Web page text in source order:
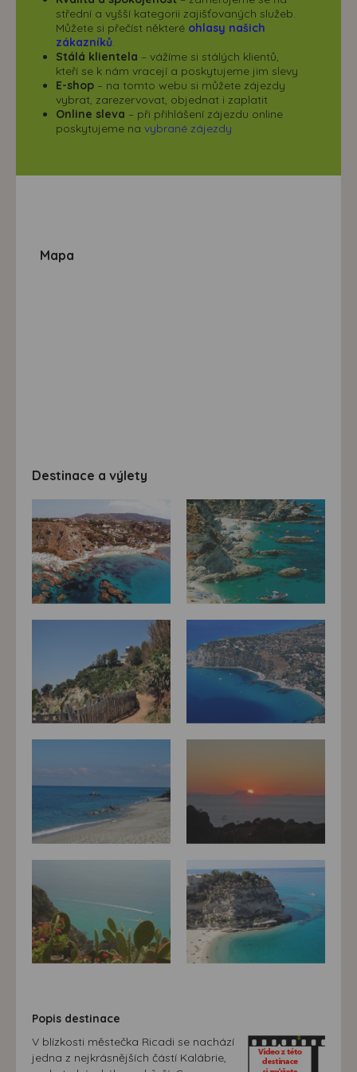
střední a vyšší kategorii zajišťovaných služeb.
Můžete si přečíst některé ohlasy našich
zákazníků.
Stálá klientela – vážíme si stálých klientů,
kteří se k nám vracejí a poskytujeme jim slevy
E-shop – na tomto webu si můžete zájezdy
vybrat, zarezervovat, objednat i zaplatit
Online sleva – při přihlášení zájezdu online
poskytujeme na vybrané zájezdy
Mapa
Destinace a výlety
Popis destinace
V blízkosti městečka Ricadi se nachází
jedna z nejkrásnějších částí Kalábrie,